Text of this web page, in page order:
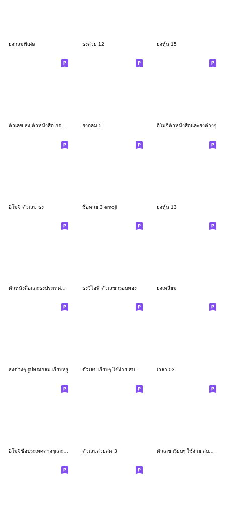
ธงกลมพิเศษ ธงสวย 12 ธงหุ้น 15
ธงกลม 5 อิโมจิตัวหนังสือและธงต่างๆ
อิโมจิ ตัวเลข ธง ชื่อหวย 3 emoji ธงหุ้น 13
ตัวหนังสือและธงประเทศต่างๆ ธงวีไอพี ตัวเลขกรอบทอง ธงเหลี่ยม
ธงต่างๆ รูปทรงกลม เรียบหรู เวลา 03
ตัวเลขสวยสด 3 ตัวเลข เรียบๆ ใช้ง่าย สบายตาเวอร์ชั่น3